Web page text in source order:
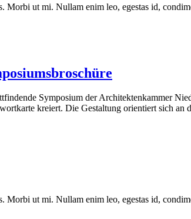
ut mi. Nullam enim leo, egestas id,
Symposium der Architektenkammer
kreiert. Die Gestaltung orientiert sich an
ut mi. Nullam enim leo, egestas id,